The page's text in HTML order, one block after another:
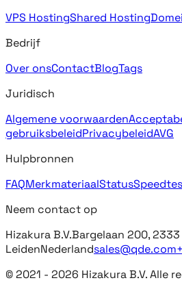
VPS HostingShared Hosting
Bedrijf
Over onsContactBlogTags
Juridisch
Algemene voorwaarden
gebruiksbeleidPrivacybeleidAVG
Hulpbronnen
FAQMerkmateriaalStatus
Neem contact op
Hizakura B.V.Bargelaan 200, 2333
LeidenNederlandsales@qde.com
© 2021 - 2026 Hizakura B.V. Alle